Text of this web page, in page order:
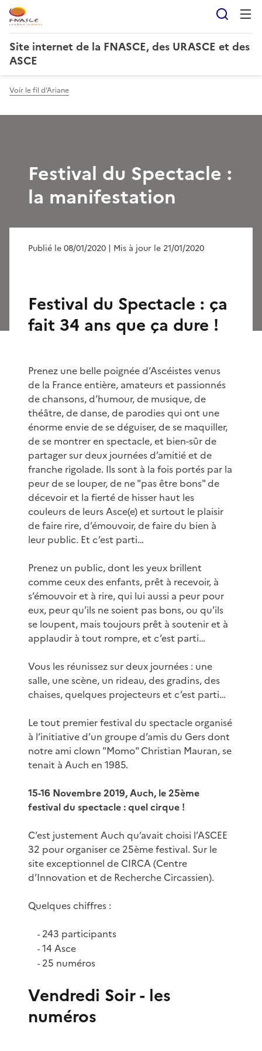
Site internet de la FNASCE, des URASCE et des
ASCE
Voir le fil d'Ariane
Festival du Spectacle :
la manifestation
Publié le 08/01/2020 | Mis à jour le 21/01/2020
Festival du Spectacle : ça
fait 34 ans que ça dure !
Prenez une belle poignée d’Ascéistes venus
de la France entière, amateurs et passionnés
de chansons, d’humour, de musique, de
théâtre, de danse, de parodies qui ont une
énorme envie de se déguiser, de se maquiller,
de se montrer en spectacle, et bien-sûr de
partager sur deux journées d’amitié et de
franche rigolade. Ils sont à la fois portés par la
peur de se louper, de ne "pas être bons" de
décevoir et la fierté de hisser haut les
couleurs de leurs Asce(e) et surtout le plaisir
de faire rire, d’émouvoir, de faire du bien à
leur public. Et c’est parti…
Prenez un public, dont les yeux brillent
comme ceux des enfants, prêt à recevoir, à
s’émouvoir et à rire, qui lui aussi a peur pour
eux, peur qu’ils ne soient pas bons, ou qu’ils
se loupent, mais toujours prêt à soutenir et à
applaudir à tout rompre, et c’est parti…
Vous les réunissez sur deux journées : une
salle, une scène, un rideau, des gradins, des
chaises, quelques projecteurs et c’est parti…
Le tout premier festival du spectacle organisé
à l’initiative d’un groupe d’amis du Gers dont
notre ami clown "Momo" Christian Mauran, se
tenait à Auch en 1985.
15-16 Novembre 2019, Auch, le 25ème
festival du spectacle : quel cirque !
C’est justement Auch qu’avait choisi l’ASCEE
32 pour organiser ce 25ème festival. Sur le
site exceptionnel de CIRCA (Centre
d’Innovation et de Recherche Circassien).
Quelques chiffres :
-243 participants
-14 Asce
-25 numéros
Vendredi Soir - les
numéros